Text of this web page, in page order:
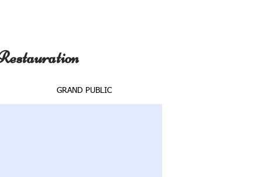
GRAND PUBLIC